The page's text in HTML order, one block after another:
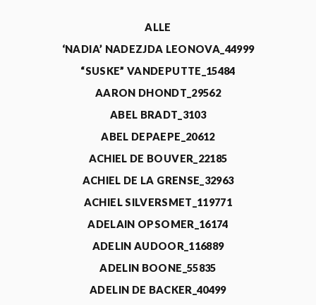
ALLE
‘NADIA’ NADEZJDA LEONOVA_44999
“SUSKE” VANDEPUTTE_15484
AARON DHONDT_29562
ABEL BRADT_3103
ABEL DEPAEPE_20612
ACHIEL DE BOUVER_22185
ACHIEL DE LA GRENSE_32963
ACHIEL SILVERSMET_119771
ADELAIN OPSOMER_16174
ADELIN AUDOOR_116889
ADELIN BOONE_55835
ADELIN DE BACKER_40499